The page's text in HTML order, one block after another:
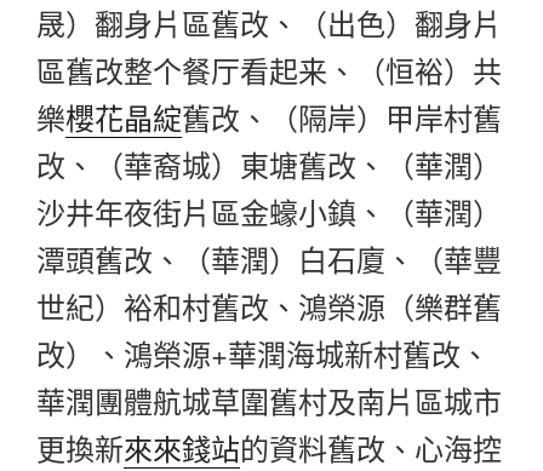
晟）翻身片區舊改、（出色）翻身片
區舊改整个餐厅看起来、（恒裕）共
樂櫻花晶綻舊改、（隔岸）甲岸村舊
改、（華裔城）東塘舊改、（華潤）
沙井年夜街片區金蠔小鎮、（華潤）
潭頭舊改、（華潤）白石廈、（華豐
世紀）裕和村舊改、鴻榮源（樂群舊
改）、鴻榮源+華潤海城新村舊改、
華潤團體航城草圍舊村及南片區城市
更換新來來錢站的資料舊改、心海控